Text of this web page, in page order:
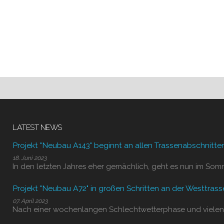
LATEST NEWS
Projekt "Neubau A143" beginnt an allen
18. Juni 2023
In den letzten Jahres eher gemächlich, geht es nun im
Projekt "Neubau A72" in großen Schritten an der
07. April 2023
Nach einer wochenlangen Schlechtwetterphase und